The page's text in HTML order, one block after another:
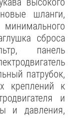
шланги,
сброса
панель
патрубок,
креплений к
и
и давления,